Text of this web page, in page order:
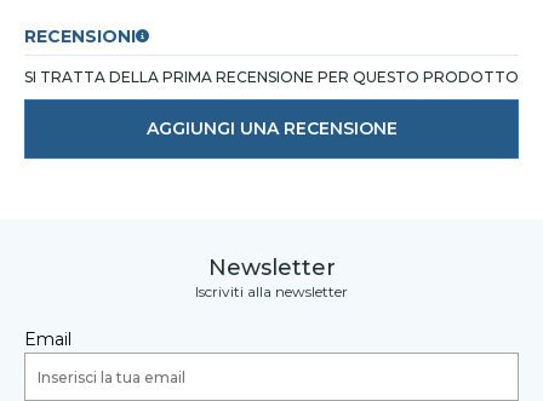
RECENSIONI
SI TRATTA DELLA PRIMA RECENSIONE PER QUESTO PRODOTTO
AGGIUNGI UNA RECENSIONE
Newsletter
Iscriviti alla newsletter
Email